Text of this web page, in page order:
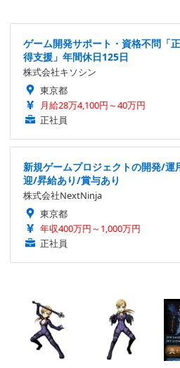
ゲーム開発サポート・資格不問「
得支援」年間休日125日
株式会社キソシン
東京都
月給28万4,100円～40万円
正社員
新規ゲームプロジェクトの開発/
迎/昇給あり/賞与あり
株式会社NextNinja
東京都
年収400万円～1,000万円
正社員